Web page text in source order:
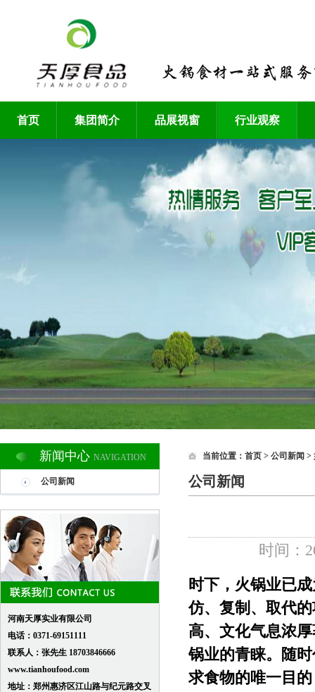
首页 集团简介 品展视窗 行业观察
新闻中心 NAVIGATION
公司新闻
河南天厚实业有限公司
电话：0371-69151111
联系人：张先生 18703846666
www.tianhoufood.com
地址：郑州惠济区江山路与纪元路交叉
当前位置： 首页 > 公司新闻 >
公司新闻
时间：
时下，火锅业已
仿、复制、取代
高、文化气息浓
锅业的青睐。随
求食物的唯一目